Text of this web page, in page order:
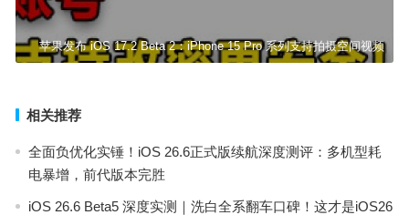
苹果发布 iOS 17.2 Beta 2：iPhone 15 Pro 系列支持拍摄空间视频
相关推荐
全面负优化实锤！iOS 26.6正式版续航深度测评：多机型耗
电暴增，前代版本完胜
iOS 26.6 Beta5 深度实测｜洗白全系翻车口碑！这才是iOS26